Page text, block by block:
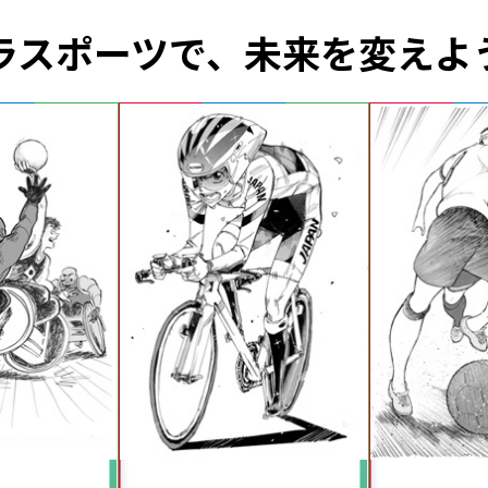
スポーツで、未来を変えよ